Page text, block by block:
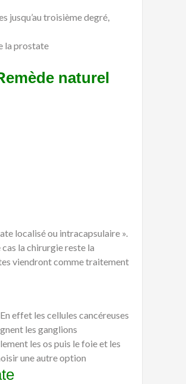
jusqu’au troisième degré,
la prostate
naturel
localisé ou intracapsulaire ».
la chirurgie reste la
viendront comme traitement
effet les cellules cancéreuses
les ganglions
les os puis le foie et les
une autre option